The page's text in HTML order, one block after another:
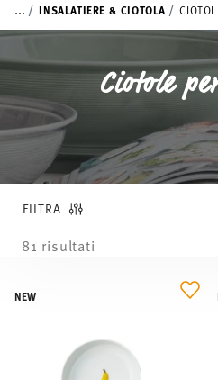
... INSALATIERE & CIOTOLA
Ciotole
FILTRA
81 risultati
NEW